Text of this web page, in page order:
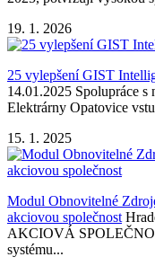
19. 1. 2026
25 vylepšení GIST
14.01.2025 Spolupráce
Elektrárny Opatovice
15. 1. 2025
Modul Obnovitelné
akciovou společnost
AKCIOVÁ
systému...